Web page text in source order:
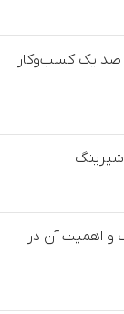
صد یک کسب‌وکار
شیرینگ
و اهمیت آن در